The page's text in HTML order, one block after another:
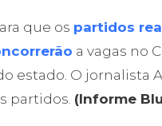
que os partidos
a vagas no
estado. O jornalista
partidos. (Informe